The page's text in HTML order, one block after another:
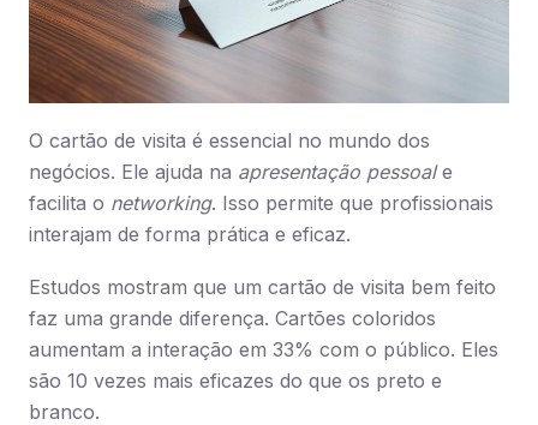
O cartão de visita é essencial no mundo dos
negócios. Ele ajuda na apresentação pessoale
facilita o networking. Isso permite que profissionais
interajam de forma prática e eficaz.
Estudos mostram que um cartão de visita bem feito
faz uma grande diferença. Cartões coloridos
aumentam a interação em 33% com o público. Eles
são 10 vezes mais eficazes do que os preto e
branco.